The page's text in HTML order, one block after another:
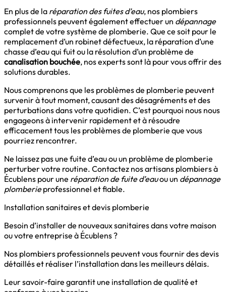
En plus de la réparation des fuites d’eau, nos plombiers
professionnels peuvent également effectuer un dépannage
complet de votre système de plomberie. Que ce soit pour le
remplacement d’un robinet défectueux, la réparation d’une
chasse d’eau qui fuit ou la résolution d’un problème de
canalisation bouchée, nos experts sont là pour vous offrir des
solutions durables.
Nous comprenons que les problèmes de plomberie peuvent
survenir à tout moment, causant des désagréments et des
perturbations dans votre quotidien. C’est pourquoi nous nous
engageons à intervenir rapidement et à résoudre
efficacement tous les problèmes de plomberie que vous
pourriez rencontrer.
Ne laissez pas une fuite d’eau ou un problème de plomberie
perturber votre routine. Contactez nos artisans plombiers à
Écublens pour une réparation de fuite d’eauou un dépannage
plomberieprofessionnel et fiable.
Installation sanitaires et devis plomberie
Besoin d’installer de nouveaux sanitaires dans votre maison
ou votre entreprise à Écublens ?
Nos plombiers professionnels peuvent vous fournir des devis
détaillés et réaliser l’installation dans les meilleurs délais.
Leur savoir-faire garantit une installation de qualité et